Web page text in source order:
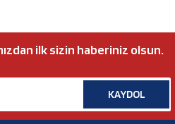
ilk sizin haberiniz olsun.
KAYDOL